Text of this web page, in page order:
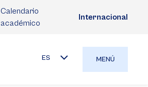
Calendario
académico
Internacional
ES MENÚ